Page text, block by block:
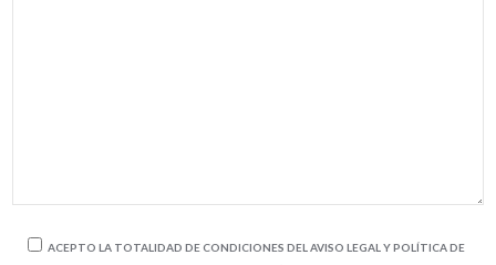
ACEPTO LA TOTALIDAD DE CONDICIONES DEL AVISO LEGAL Y POLÍTICA DE